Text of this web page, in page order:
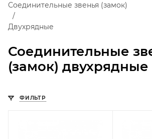
Соединительные
(замок) двухрядные
Соединительные звенья (замок)
Двухрядные
ФИЛЬТР